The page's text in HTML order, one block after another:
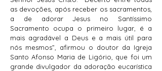
as devoções, após receber os sacramentos,
a de adorar Jesus no Santíssimo
Sacramento ocupa o primeiro lugar, é a
mais agradável a Deus e a mais útil para
nós mesmos”, afirmou o doutor da Igreja
Santo Afonso Maria de Ligório, que foi um
grande divulgador da adoração eucarística